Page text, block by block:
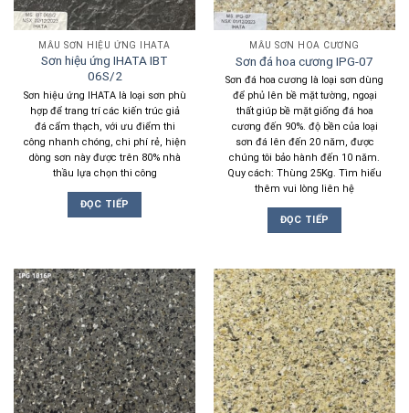
MẪU SƠN HIỆU ỨNG IHATA
Sơn hiệu ứng IHATA IBT
06S/2
Sơn hiệu ứng IHATA là loại sơn phù
hợp để trang trí các kiến trúc giả
đá cẩm thạch, với ưu điểm thi
công nhanh chóng, chi phí rẻ, hiện
dòng sơn này được trên 80% nhà
thầu lựa chọn thi công
ĐỌC TIẾP
MẪU SƠN HOA CƯƠNG
Sơn đá hoa cương IPG-07
Sơn đá hoa cương là loại sơn dùng
để phủ lên bề mặt tường, ngoại
thất giúp bề mặt giống đá hoa
cương đến 90%. độ bền của loại
sơn đá lên đến 20 năm, được
chúng tôi bảo hành đến 10 năm.
Quy cách: Thùng 25Kg. Tìm hiểu
thêm vui lòng liên hệ
ĐỌC TIẾP